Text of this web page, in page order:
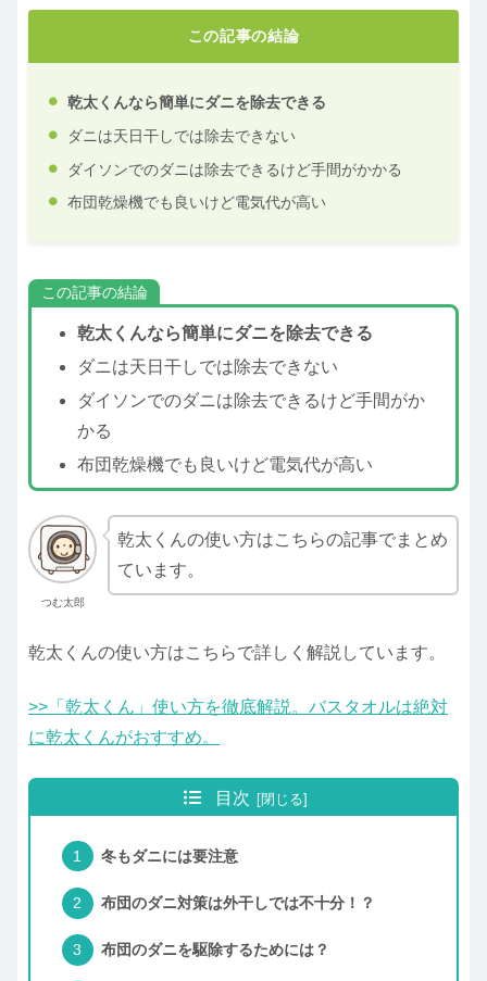
この記事の結論
乾太くんなら簡単にダニを除去できる
ダニは天日干しでは除去できない
ダイソンでのダニは除去できるけど手間がかかる
布団乾燥機でも良いけど電気代が高い
この記事の結論
乾太くんなら簡単にダニを除去できる
ダニは天日干しでは除去できない
ダイソンでのダニは除去できるけど手間がか
かる
布団乾燥機でも良いけど電気代が高い
つむ太郎
乾太くんの使い方はこちらの記事でまとめ
ています。
乾太くんの使い方はこちらで詳しく解説しています。
>>「乾太くん」使い方を徹底解説。バスタオルは絶対
に乾太くんがおすすめ。
目次
冬もダニには要注意
布団のダニ対策は外干しでは不十分！？
布団のダニを駆除するためには？